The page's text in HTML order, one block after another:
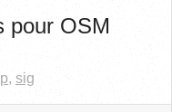
pour OSM
, sig